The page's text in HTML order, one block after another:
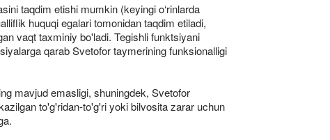
taqdim etishi mumkin (keyingi o‘rinlarda
huquqi egalari tomonidan taqdim etiladi,
vaqt taxminiy bo'ladi. Tegishli funktsiyani
qarab Svetofor taymerining funksionalligi
mavjud emasligi, shuningdek, Svetofor
to'g'ridan-to'g'ri yoki bilvosita zarar uchun